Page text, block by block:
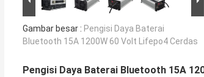
Gambar besar : Pengisi Daya Baterai
Bluetooth 15A 1200W 60 Volt Lifepo4 Cerdas
Pengisi Daya Baterai Bluetooth 15A